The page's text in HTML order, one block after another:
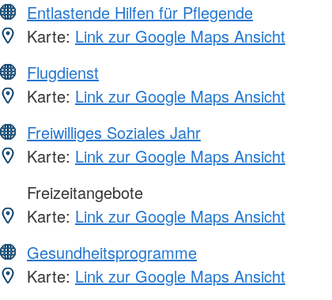
Entlastende Hilfen für Pflegende
Karte: Link zur Google Maps Ansicht
Flugdienst
Karte: Link zur Google Maps Ansicht
Freiwilliges Soziales Jahr
Karte: Link zur Google Maps Ansicht
Freizeitangebote
Karte: Link zur Google Maps Ansicht
Gesundheitsprogramme
Karte: Link zur Google Maps Ansicht